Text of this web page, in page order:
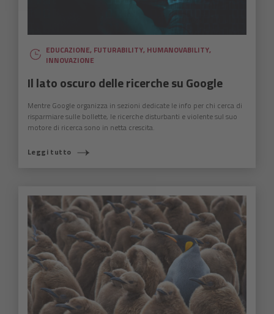
EDUCAZIONE, FUTURABILITY, HUMANOVABILITY,
INNOVAZIONE
Il lato oscuro delle ricerche su Google
Mentre Google organizza in sezioni dedicate le info per chi cerca di
risparmiare sulle bollette, le ricerche disturbanti e violente sul suo
motore di ricerca sono in netta crescita.
Leggi tutto